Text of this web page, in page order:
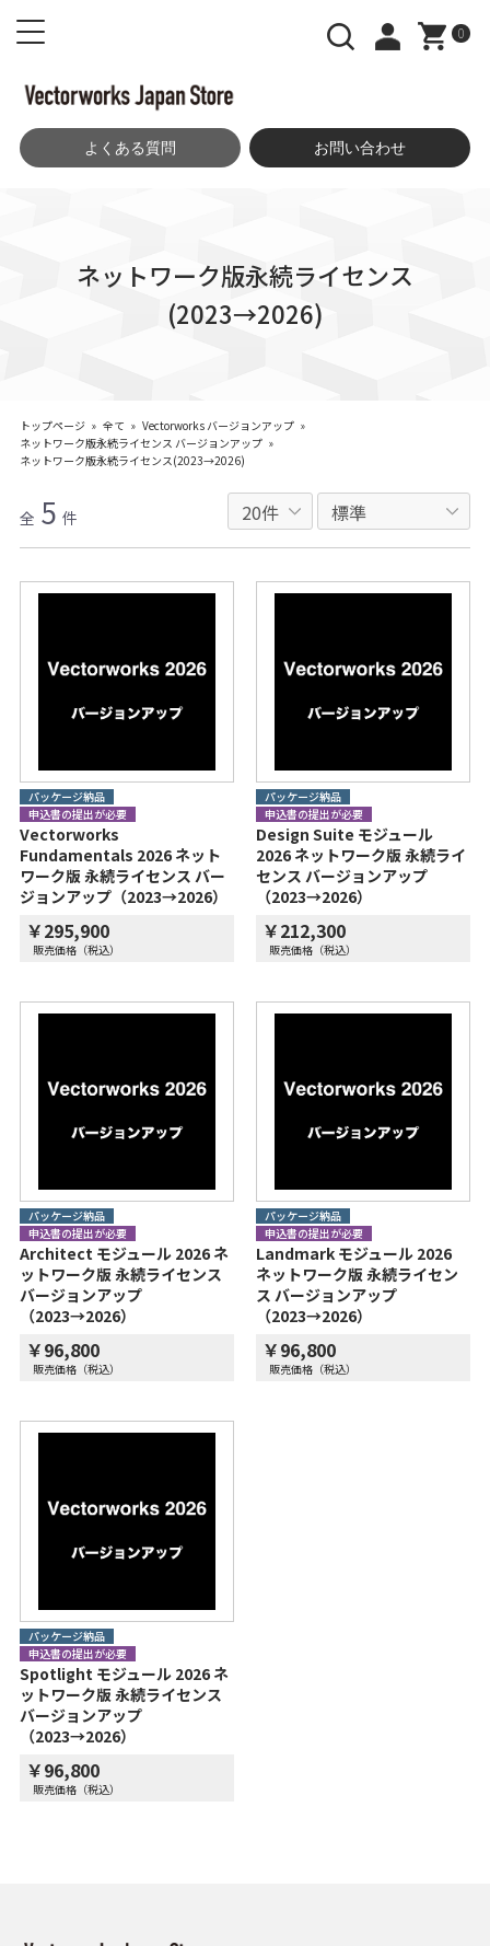
0
よくある質問 お問い合わせ
トップページ » 全て » Vectorworks バージョンアップ »
ネットワーク版永続ライセンス バージョンアップ »
ネットワーク版永続ライセンス(2023→2026)
ネットワーク版永続ライセンス
(2023→2026)
全 5 件
パッケージ納品
申込書の提出が必要
Vectorworks
Fundamentals 2026 ネット
ワーク版 永続ライセンス バー
ジョンアップ（2023→2026）
￥295,900
販売価格（税込）
パッケージ納品
申込書の提出が必要
Design Suite モジュール
2026 ネットワーク版 永続ライ
センス バージョンアップ
（2023→2026）
￥212,300
販売価格（税込）
パッケージ納品
申込書の提出が必要
Architect モジュール 2026 ネ
ットワーク版 永続ライセンス
バージョンアップ
（2023→2026）
￥96,800
販売価格（税込）
パッケージ納品
申込書の提出が必要
Landmark モジュール 2026
ネットワーク版 永続ライセン
ス バージョンアップ
（2023→2026）
￥96,800
販売価格（税込）
パッケージ納品
申込書の提出が必要
Spotlight モジュール 2026 ネ
ットワーク版 永続ライセンス
バージョンアップ
（2023→2026）
￥96,800
販売価格（税込）